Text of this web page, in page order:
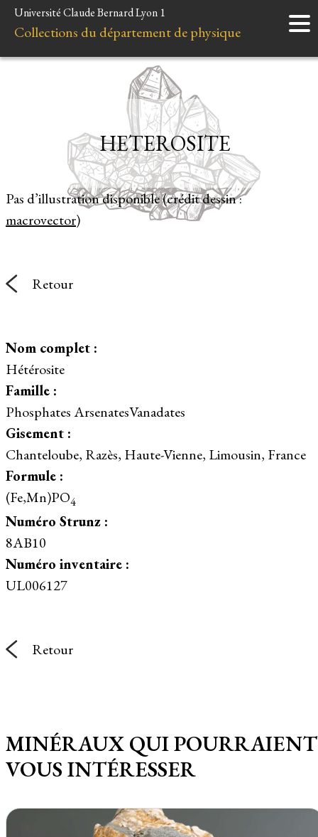
Accueil
Instruments
Liens et ressources
Université Claude Bernard Lyon 1
Collections du département de physique
Pas d’illustration disponible (crédit dessin :
macrovector)
HETEROSITE
Retour
Nom complet :
Hétérosite
Famille :
Phosphates ArsenatesVanadates
Gisement :
Chanteloube, Razès, Haute-Vienne, Limousin, France
Formule :
(Fe,Mn)PO4
Numéro Strunz :
8AB10
Numéro inventaire :
UL006127
Retour
MINÉRAUX QUI POURRAIENT
VOUS INTÉRESSER